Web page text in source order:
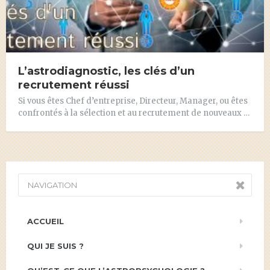
L’astrodiagnostic, les clés d’un
recrutement réussi
Si vous êtes Chef d’entreprise, Directeur, Manager, ou êtes
confrontés à la sélection et au recrutement de nouveaux …
NAVIGATION
ACCUEIL
QUI JE SUIS ?